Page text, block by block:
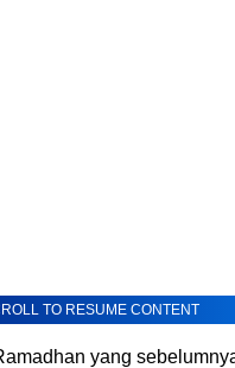
TO RESUME CONTENT
yang